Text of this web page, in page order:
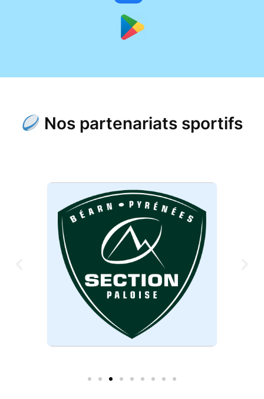
Nos partenariats sportifs